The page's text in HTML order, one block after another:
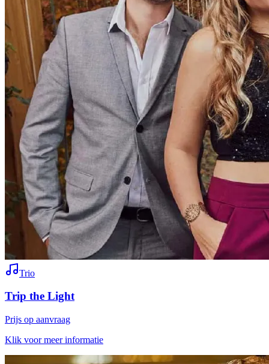
Trio
Trip the Light
Prijs op aanvraag
Klik voor meer informatie